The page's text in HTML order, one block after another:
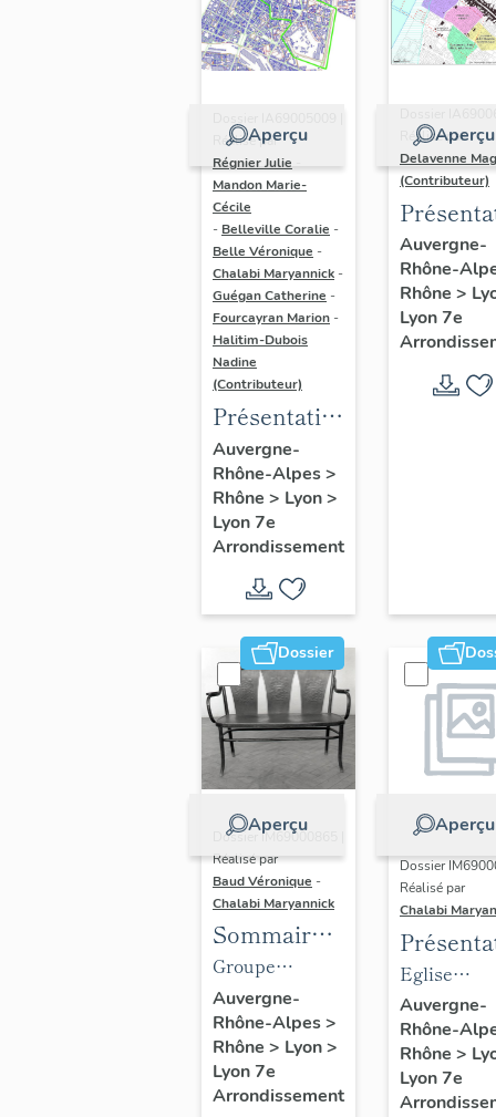
Aperçu
Réalisé par
Régnier Julie
Mandon Marie-
Cécile
- Belleville Coralie -
Belle Véronique -
Chalabi Maryannick -
Guégan Catherine -
Fourcayran Marion -
Halitim-Dubois
Nadine
(Contributeur)
Présentation
du secteur
d'étude
Lyon
Guillotière
Auvergne-
Rhône-Alpes>
Rhône > Lyon>
Lyon 7e
Arrondissement
Aperçu
Réalisé par
Delavenne
(Contributeur)
du
d'étude
"Saint-
André"
(Lyon 7)
Auvergne-
Rhône-
Rhône >
Lyon 7e
Dossier
Aperçu
Dossier IM69000865 |
Réalisé par
Baud Véronique -
Chalabi Maryannick
Sommaire
objets
mobiliers
du groupe
scolaire
Gilbert-Dru
Groupe
scolaire
Gilbert-Dru
Auvergne-
Rhône-Alpes>
Rhône > Lyon>
Lyon 7e
Arrondissement
Aperçu
Dossier
Réalisé par
Chalabi
du
de
Notre-
Saint-
Eglise
paroissiale
Notre-
Saint-Louis
Auvergne-
Rhône-
Rhône >
Lyon 7e